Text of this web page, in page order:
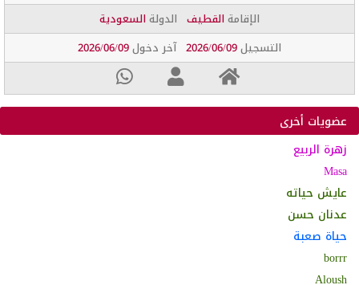
الإقامةالقطيف الدولةالسعودية
التسجيل2026/06/09 آخر دخول2026/06/09
عضويات أخرى
زهرة الربيع
Masa
عايش حياته
عدنان حسن
حياة صعبة
borrr
Aloush